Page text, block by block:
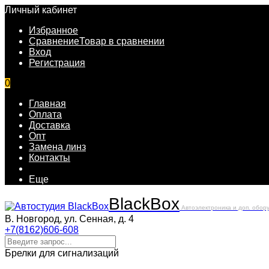
Личный кабинет
Избранное
СравнениеТовар в сравнении
Вход
Регистрация
0
Главная
Оплата
Доставка
Опт
Замена линз
Контакты
Еще
BlackBox Автоэлектроника и доп.
В. Новгород, ул. Сенная, д. 4
+7(8162)606-608
Брелки для сигнализаций